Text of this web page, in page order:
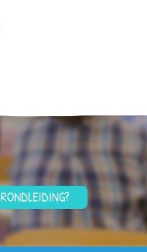
RONDLEIDING?